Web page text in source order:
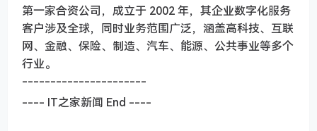
第一家合资公司，成立于 2002 年，其企业数字化服务
客户涉及全球，同时业务范围广泛，涵盖高科技、互联
网、金融、保险、制造、汽车、能源、公共事业等多个
行业。
----------------------
---- IT之家新闻 End ----